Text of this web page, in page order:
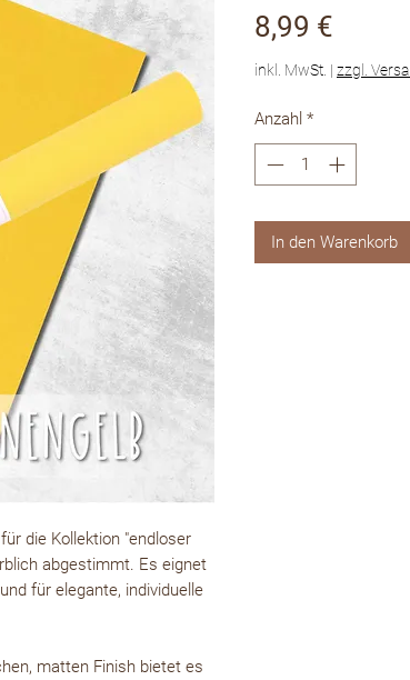
die Kollektion "endloser
abgestimmt. Es eignet
für elegante, individuelle
matten Finish bietet es
8,99 €
inkl. MwSt. | zzgl.
Anzahl *
In den Warenkorb